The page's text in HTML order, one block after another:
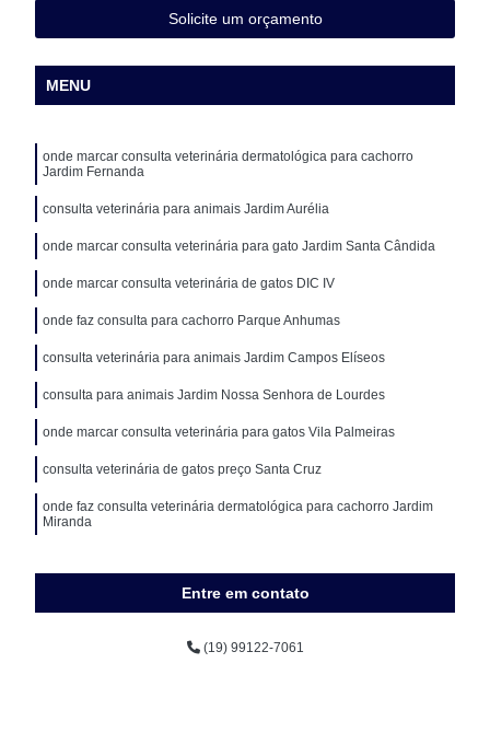
Solicite um orçamento
MENU
onde marcar consulta veterinária dermatológica para cachorro
Jardim Fernanda
consulta veterinária para animais Jardim Aurélia
onde marcar consulta veterinária para gato Jardim Santa Cândida
onde marcar consulta veterinária de gatos DIC IV
onde faz consulta para cachorro Parque Anhumas
consulta veterinária para animais Jardim Campos Elíseos
consulta para animais Jardim Nossa Senhora de Lourdes
onde marcar consulta veterinária para gatos Vila Palmeiras
consulta veterinária de gatos preço Santa Cruz
onde faz consulta veterinária dermatológica para cachorro Jardim
Miranda
Entre em contato
(19) 99122-7061